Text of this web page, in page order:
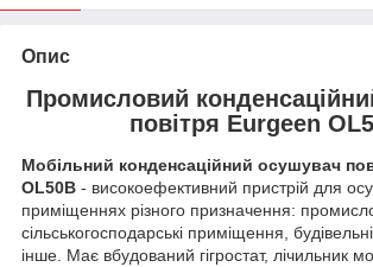
Опис
Промисловий
повітря Eurgeen
Мобільний конденсаційний осушувач
OL50B - високоефективний пристрій для
приміщеннях різного призначення:
сільськогосподарські приміщення,
інше. Має вбудований гігростат, лічильник